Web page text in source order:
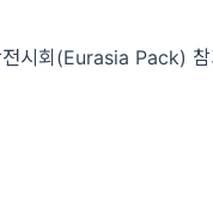
시회(Eurasia Pack)